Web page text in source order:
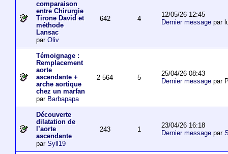
comparaison
entre Chirurgie
Tirone David et
méthode
Lansac
par Oliv
642 4
12/05/26 12:45
Dernier messagepar
Témoignage :
Remplacement
aorte
ascendante +
arche aortique
chez un marfan
par Barbapapa
2 564 5
25/04/26 08:43
Dernier messagepar
Découverte
dilatation de
l’aorte
ascendante
par Syll19
243 1
23/04/26 16:18
Dernier messagepar